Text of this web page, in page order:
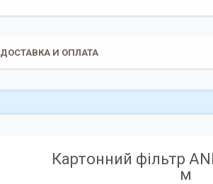
ДОСТАВКА И ОПЛАТА
Картонний фільтр
м